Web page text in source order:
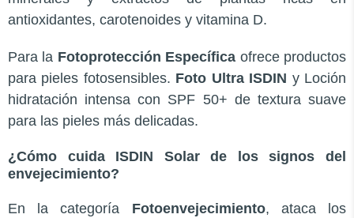
antioxidantes, carotenoides y vitamina D.
Para la Fotoprotección Específica ofrece productos
para pieles fotosensibles. Foto Ultra ISDIN y Loción
hidratación intensa con SPF 50+ de textura suave
para las pieles más delicadas.
¿Cómo cuida ISDIN Solar de los signos del
envejecimiento?
En la categoría Fotoenvejecimiento, ataca los